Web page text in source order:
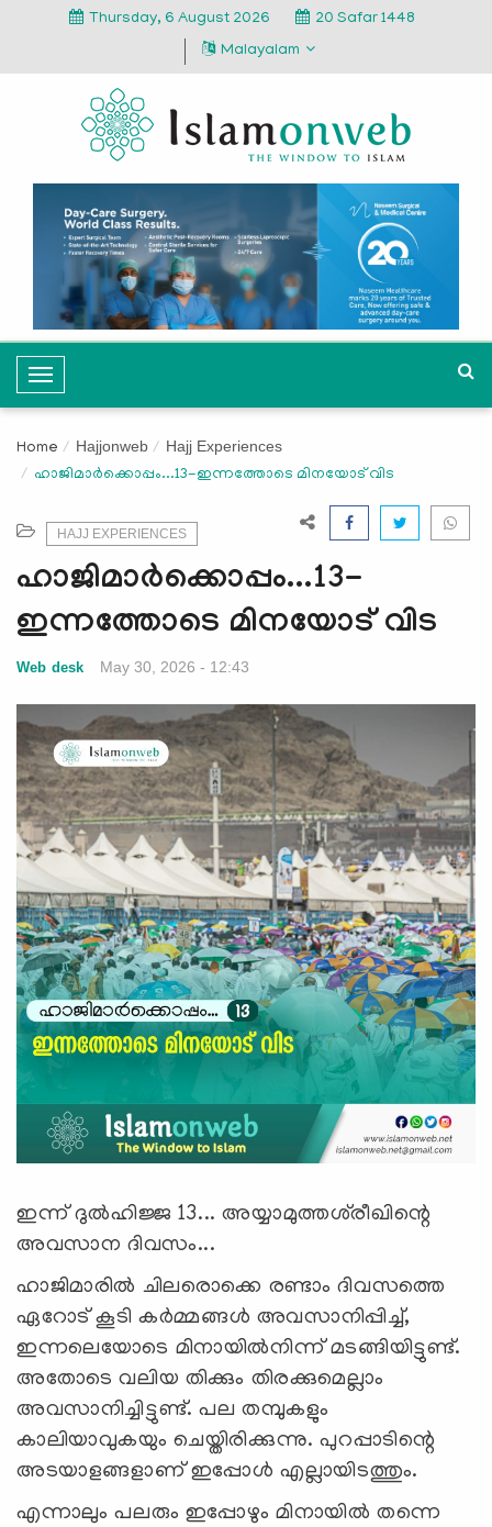
Thursday, 6 August 2026
20 Safar 1448
Malayalam
T
o
g
l
a
v
i
g
a
i
o
n
Home Hajjonweb Hajj Experiences
ഹാജിമാര്‍ക്കൊപ്പം...13-ഇന്നത്തോടെ മിനയോട് വിട
HAJJ EXPERIENCES
ഹാജിമാര്‍ക്കൊപ്പം...13-
ഇന്നത്തോടെ മിനയോട് വിട
Web desk May 30, 2026 - 12:43
ഇന്ന് ദുല്‍ഹിജ്ജ 13... അയ്യാമുത്തശ്‍രീഖിന്റെ
അവസാന ദിവസം...
ഹാജിമാരില്‍ ചിലരൊക്കെ രണ്ടാം ദിവസത്തെ
ഏറോട് കൂടി കര്‍മ്മങ്ങള്‍ അവസാനിപ്പിച്ച്,
ഇന്നലെയോടെ മിനായില്‍നിന്ന് മടങ്ങിയിട്ടുണ്ട്.
അതോടെ വലിയ തിക്കും തിരക്കുമെല്ലാം
അവസാനിച്ചിട്ടുണ്ട്. പല തമ്പുകളും
കാലിയാവുകയും ചെയ്തിരിക്കുന്നു. പുറപ്പാടിന്റെ
അടയാളങ്ങളാണ് ഇപ്പോള്‍ എല്ലായിടത്തും.
എന്നാലും പലരും ഇപ്പോഴും മിനായില്‍ തന്നെ